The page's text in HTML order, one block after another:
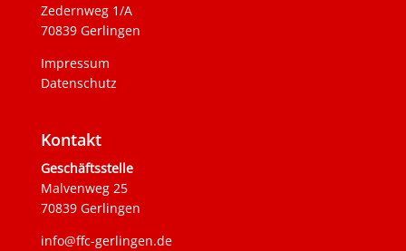
Zedernweg 1/A
70839 Gerlingen
Impressum
Datenschutz
Kontakt
Geschäftsstelle
Malvenweg 25
70839 Gerlingen
info@ffc-gerlingen.de